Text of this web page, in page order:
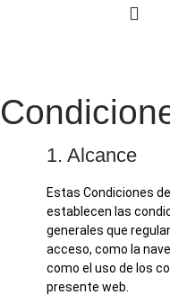
1. Alcance
Estas Condiciones
establecen las
generales que
acceso, como la
como el uso de los
presente web.